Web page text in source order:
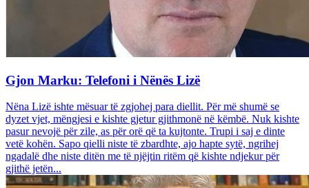
Gjon Marku: Telefoni i Nënës Lizë
Nëna Lizë ishte mësuar të zgjohej para diellit. Për më shumë se
dyzet vjet, mëngjesi e kishte gjetur gjithmonë në këmbë. Nuk kishte
pasur nevojë për zile, as për orë që ta kujtonte. Trupi i saj e dinte
vetë kohën. Sapo qielli niste të zbardhte, ajo hapte sytë, ngrihej
ngadalë dhe niste ditën me të njëjtin ritëm që kishte ndjekur për
gjithë jetën...